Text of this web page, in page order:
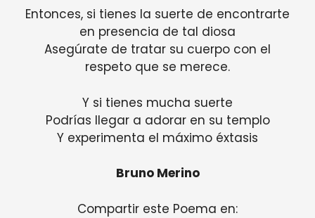
Entonces, si tienes la suerte de encontrarte
en presencia de tal diosa
Asegúrate de tratar su cuerpo con el
respeto que se merece.
Y si tienes mucha suerte
Podrías llegar a adorar en su templo
Y experimenta el máximo éxtasis
Bruno Merino
Compartir este Poema en: